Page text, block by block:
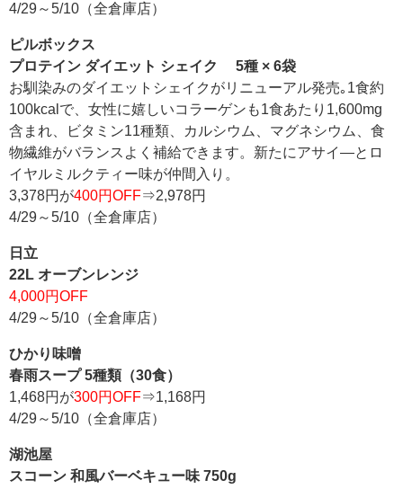
4/29～5/10（全倉庫店）
ピルボックス
プロテイン ダイエット シェイク 5種 × 6袋
お馴染みのダイエットシェイクがリニューアル発売｡1食約
100kcalで、女性に嬉しいコラーゲンも1食あたり1,600mg
含まれ、ビタミン11種類、カルシウム、マグネシウム、食
物繊維がバランスよく補給できます。新たにアサイ―とロ
イヤルミルクティー味が仲間入り。
3,378円が400円OFF⇒2,978円
4/29～5/10（全倉庫店）
日立
22L オーブンレンジ
4,000円OFF
4/29～5/10（全倉庫店）
ひかり味噌
春雨スープ 5種類（30食）
1,468円が300円OFF⇒1,168円
4/29～5/10（全倉庫店）
湖池屋
スコーン 和風バーベキュー味 750g